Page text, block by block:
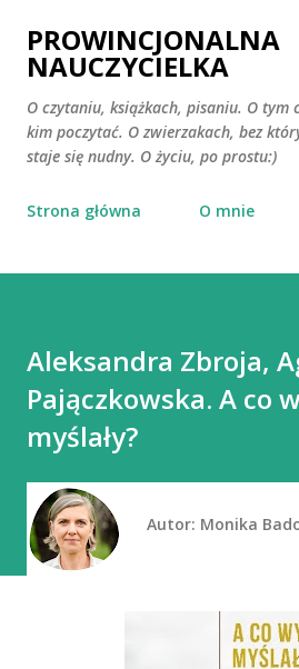
Przejdź do głównej
PROWINCJONALNA
NAUCZYCIELKA
O czytaniu, książkach, pisaniu. O tym
kim poczytać. O zwierzakach, bez
staje się nudny. O życiu, po prostu:)
Strona główna O mnie
Aleksandra Zbroja,
Pajączkowska. A co
myślały?
Autor: Monika